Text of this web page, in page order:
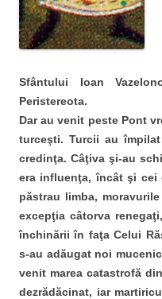
Sfântului Ioan
Peristereota.
Dar au venit peste Pont
turceşti. Turcii au
credinţa. Câţiva şi-au
era influenţa, încât şi cei
păstrau limba,
excepţia câtorva
închinării în faţa Celui
s-au adăugat noi
venit marea catastrofă
dezrădăcinat, iar